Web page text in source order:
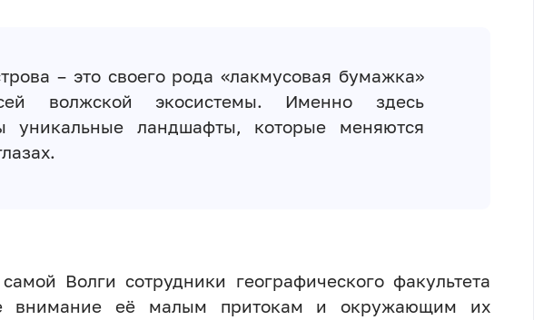
– это своего рода «лакмусовая бумажка»
волжской экосистемы. Именно здесь
уникальные ландшафты, которые меняются
Волги сотрудники географического факультета
внимание её малым притокам и окружающим их